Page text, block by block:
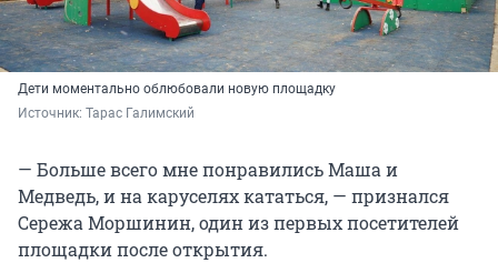
Дети моментально облюбовали новую площадку
Источник: Тарас Галимский
— Больше всего мне понравились Маша и
Медведь, и на каруселях кататься, — признался
Сережа Моршинин, один из первых посетителей
площадки после открытия.